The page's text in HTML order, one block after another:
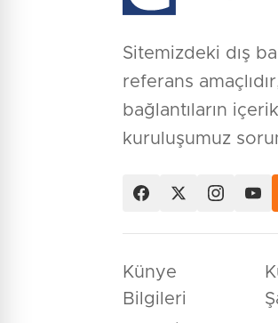
Sitemizdeki dış
referans
bağlantıların
kuruluşumuz
Künye
Bilgileri